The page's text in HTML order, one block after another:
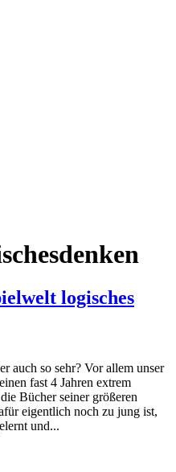
logisches
auch so sehr? Vor allem unser
fast 4 Jahren extrem
Bücher seiner größeren
eigentlich noch zu jung ist,
und...